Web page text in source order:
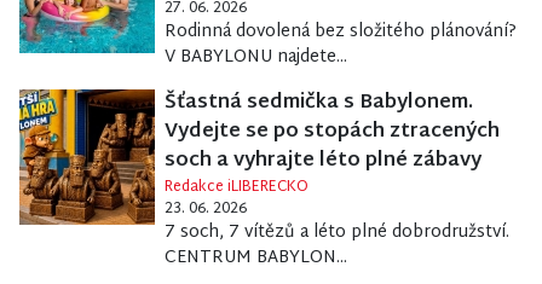
27. 06. 2026
Rodinná dovolená bez složitého plánování?
V BABYLONU najdete...
Šťastná sedmička s Babylonem.
Vydejte se po stopách ztracených
soch a vyhrajte léto plné zábavy
Redakce iLIBERECKO
23. 06. 2026
7 soch, 7 vítězů a léto plné dobrodružství.
CENTRUM BABYLON...